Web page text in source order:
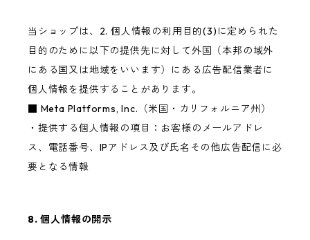
当ショップは、2. 個人情報の利用目的(3)に定められた
目的のために以下の提供先に対して外国（本邦の域外
にある国又は地域をいいます）にある広告配信業者に
個人情報を提供することがあります。
■ Meta Platforms, Inc.（米国・カリフォルニア州）
・提供する個人情報の項目：お客様のメールアドレ
ス、電話番号、IPアドレス及び氏名その他広告配信に必
要となる情報
8. 個人情報の開示